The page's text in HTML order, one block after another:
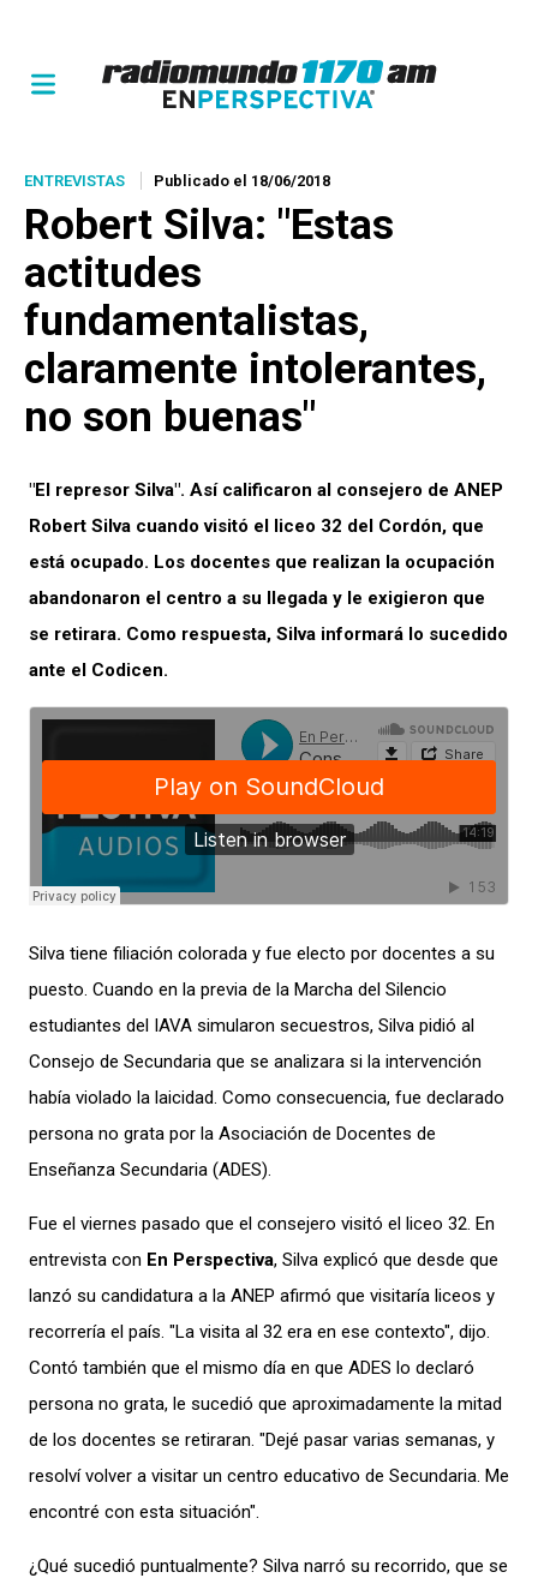
ENTREVISTAS Publicado el 18/06/2018
Robert Silva: "Estas
actitudes
fundamentalistas,
claramente intolerantes,
no son buenas"
"El represor Silva". Así calificaron al consejero de ANEP
Robert Silva cuando visitó el liceo 32 del Cordón, que
está ocupado. Los docentes que realizan la ocupación
abandonaron el centro a su llegada y le exigieron que
se retirara. Como respuesta, Silva informará lo sucedido
ante el Codicen.
Silva tiene filiación colorada y fue electo por docentes a su
puesto. Cuando en la previa de la Marcha del Silencio
estudiantes del IAVA simularon secuestros, Silva pidió al
Consejo de Secundaria que se analizara si la intervención
había violado la laicidad. Como consecuencia, fue declarado
persona no grata por la Asociación de Docentes de
Enseñanza Secundaria (ADES).
Fue el viernes pasado que el consejero visitó el liceo 32. En
entrevista con En Perspectiva, Silva explicó que desde que
lanzó su candidatura a la ANEP afirmó que visitaría liceos y
recorrería el país. "La visita al 32 era en ese contexto", dijo.
Contó también que el mismo día en que ADES lo declaró
persona no grata, le sucedió que aproximadamente la mitad
de los docentes se retiraran. "Dejé pasar varias semanas, y
resolví volver a visitar un centro educativo de Secundaria. Me
encontré con esta situación".
¿Qué sucedió puntualmente? Silva narró su recorrido, que se